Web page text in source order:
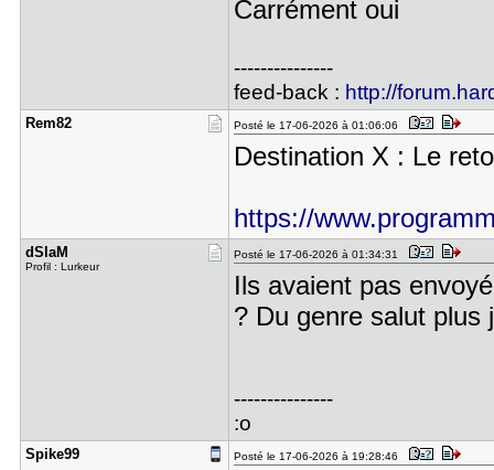
Carrément oui
---------------
feed-back : http://
Rem82 Posté le 17-06-2026 à 01:06:06
Destination X : Le
https://
dSlaM
Profil : Lurkeur
Posté le 17-06-2026 à 01:34:31
Ils avaient pas
? Du genre salut plus
---------------
:o
Spike99 Posté le 17-06-2026 à 19:28:46